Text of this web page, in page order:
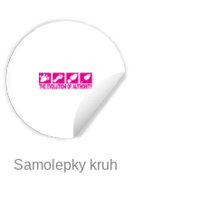
Samolepky kruh